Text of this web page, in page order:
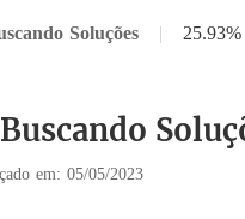
Soluções | 25.93%
em: 05/05/2023